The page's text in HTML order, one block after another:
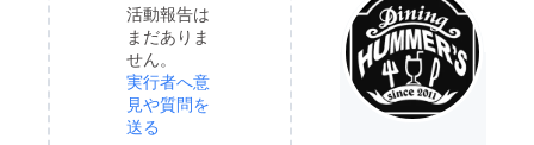
活動報告は
まだありま
せん。
実行者へ意
見や質問を
送る